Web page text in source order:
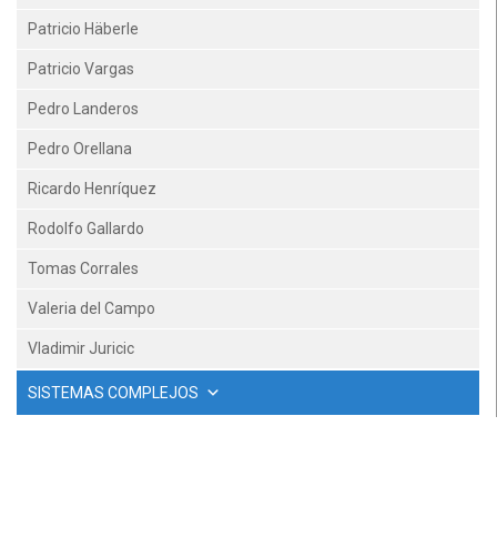
Patricio Häberle
Patricio Vargas
Pedro Landeros
Pedro Orellana
Ricardo Henríquez
Rodolfo Gallardo
Tomas Corrales
Valeria del Campo
Vladimir Juricic
SISTEMAS COMPLEJOS